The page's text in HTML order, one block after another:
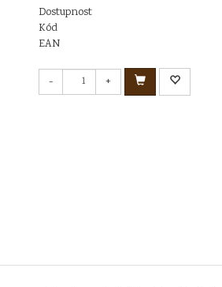
Dostupnost
Kód
EAN
- +